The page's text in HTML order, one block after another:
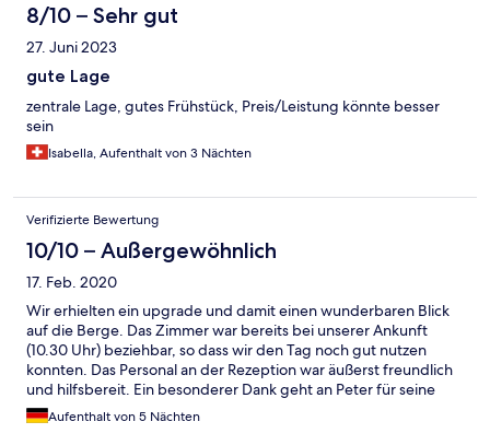
8/10 – Sehr gut
27. Juni 2023
gute Lage
zentrale Lage, gutes Frühstück, Preis/Leistung könnte besser
sein
Isabella, Aufenthalt von 3 Nächten
Verifizierte Bewertung
10/10 – Außergewöhnlich
17. Feb. 2020
Wir erhielten ein upgrade und damit einen wunderbaren Blick
auf die Berge. Das Zimmer war bereits bei unserer Ankunft
(10.30 Uhr) beziehbar, so dass wir den Tag noch gut nutzen
konnten. Das Personal an der Rezeption war äußerst freundlich
und hilfsbereit. Ein besonderer Dank geht an Peter für seine
fachkundigen Tipps bzgl. möglicher Unternehmungen.
Aufenthalt von 5 Nächten